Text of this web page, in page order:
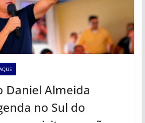
Daniel Almeida
no Sul do